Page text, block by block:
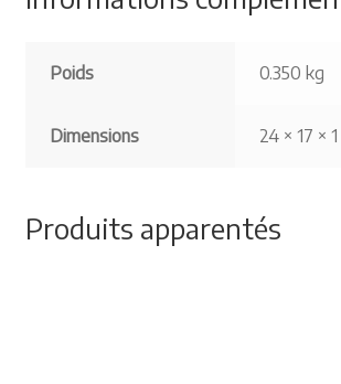
Poids 0.350 kg
Dimensions 24 × 17 ×
Produits apparentés